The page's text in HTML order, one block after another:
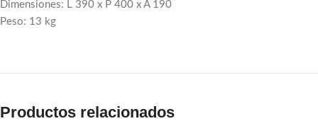
Dimensiones: L 390 x P 400 x A 190
Peso: 13 kg
Productos relacionados